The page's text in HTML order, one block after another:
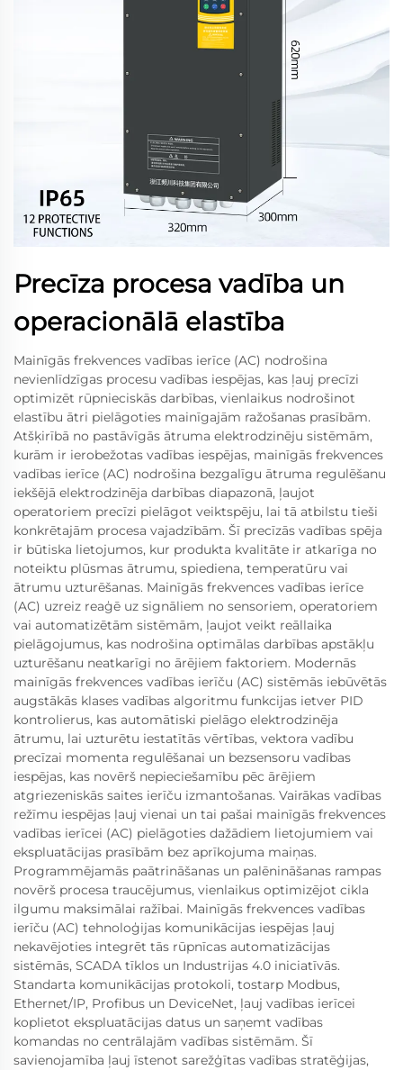
Precīza procesa vadība un
operacionālā elastība
Mainīgās frekvences vadības ierīce (AC) nodrošina
nevienlīdzīgas procesu vadības iespējas, kas ļauj precīzi
optimizēt rūpnieciskās darbības, vienlaikus nodrošinot
elastību ātri pielāgoties mainīgajām ražošanas prasībām.
Atšķirībā no pastāvīgās ātruma elektrodzinēju sistēmām,
kurām ir ierobežotas vadības iespējas, mainīgās frekvences
vadības ierīce (AC) nodrošina bezgalīgu ātruma regulēšanu
iekšējā elektrodzinēja darbības diapazonā, ļaujot
operatoriem precīzi pielāgot veiktspēju, lai tā atbilstu tieši
konkrētajām procesa vajadzībām. Šī precīzās vadības spēja
ir būtiska lietojumos, kur produkta kvalitāte ir atkarīga no
noteiktu plūsmas ātrumu, spiediena, temperatūru vai
ātrumu uzturēšanas. Mainīgās frekvences vadības ierīce
(AC) uzreiz reaģē uz signāliem no sensoriem, operatoriem
vai automatizētām sistēmām, ļaujot veikt reāllaika
pielāgojumus, kas nodrošina optimālas darbības apstākļu
uzturēšanu neatkarīgi no ārējiem faktoriem. Modernās
mainīgās frekvences vadības ierīču (AC) sistēmās iebūvētās
augstākās klases vadības algoritmu funkcijas ietver PID
kontrolierus, kas automātiski pielāgo elektrodzinēja
ātrumu, lai uzturētu iestatītās vērtības, vektora vadību
precīzai momenta regulēšanai un bezsensoru vadības
iespējas, kas novērš nepieciešamību pēc ārējiem
atgriezeniskās saites ierīču izmantošanas. Vairākas vadības
režīmu iespējas ļauj vienai un tai pašai mainīgās frekvences
vadības ierīcei (AC) pielāgoties dažādiem lietojumiem vai
ekspluatācijas prasībām bez aprīkojuma maiņas.
Programmējamās paātrināšanas un palēnināšanas rampas
novērš procesa traucējumus, vienlaikus optimizējot cikla
ilgumu maksimālai ražībai. Mainīgās frekvences vadības
ierīču (AC) tehnoloģijas komunikācijas iespējas ļauj
nekavējoties integrēt tās rūpnīcas automatizācijas
sistēmās, SCADA tīklos un Industrijas 4.0 iniciatīvās.
Standarta komunikācijas protokoli, tostarp Modbus,
Ethernet/IP, Profibus un DeviceNet, ļauj vadības ierīcei
koplietot ekspluatācijas datus un saņemt vadības
komandas no centrālajām vadības sistēmām. Šī
savienojamība ļauj īstenot sarežģītas vadības stratēģijas,